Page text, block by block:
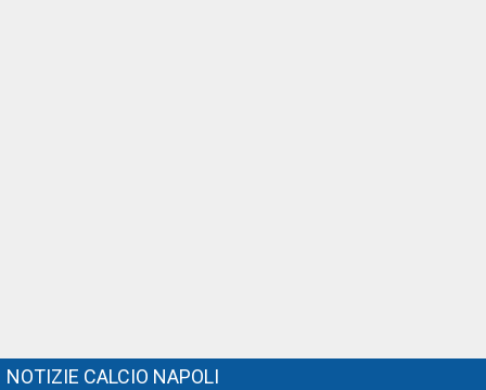
NOTIZIE CALCIO NAPOLI